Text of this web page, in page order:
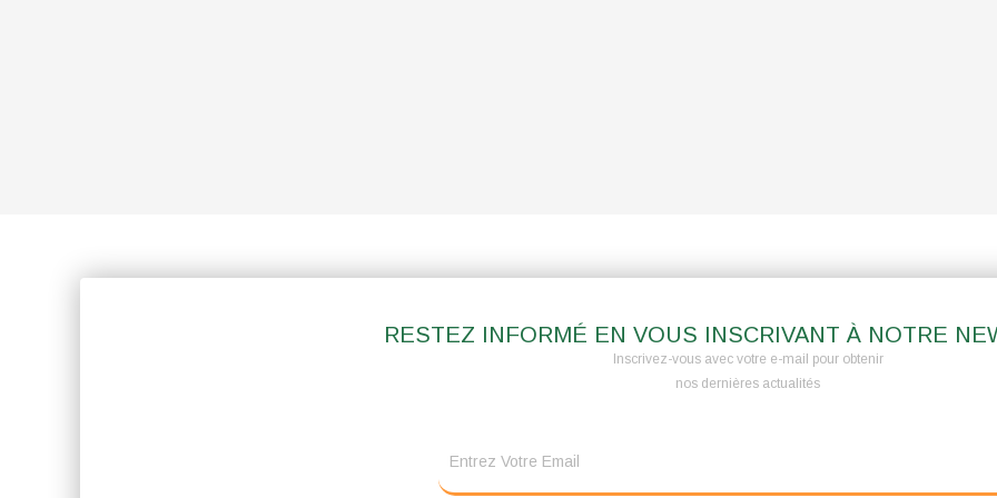
RESTEZ INFORMÉ EN VOUS INSCRIVANT À NOTRE
Inscrivez-vous avec votre e-mail pour obtenir
nos dernières actualités